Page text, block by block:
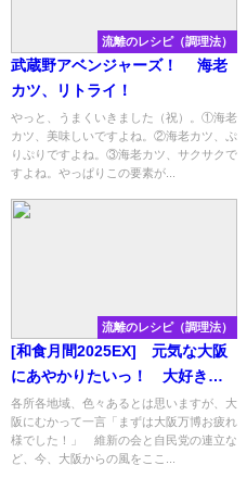
流離のレシピ（調理法）
武蔵野アベンジャーズ！ 海老
カツ、リトライ！
やっと、うまくいきました（祝）。①海老
カツ、美味しいですよね。②海老カツ、ぷ
りぷりですよね。③海老カツ、サクサクで
すよね。やっぱりこの要素が...
流離のレシピ（調理法）
[和食月間2025EX] 元気な大阪
にあやかりたいっ！ 大好きと
んぺい焼き！ [大阪府郷土料理]
各所各地域、色々あるとは思いますが、大
阪にむかって一言「まずは大阪万博お疲れ
様でした！」 維新の会と自民党の連立な
ど、今、大阪からの風をここ...